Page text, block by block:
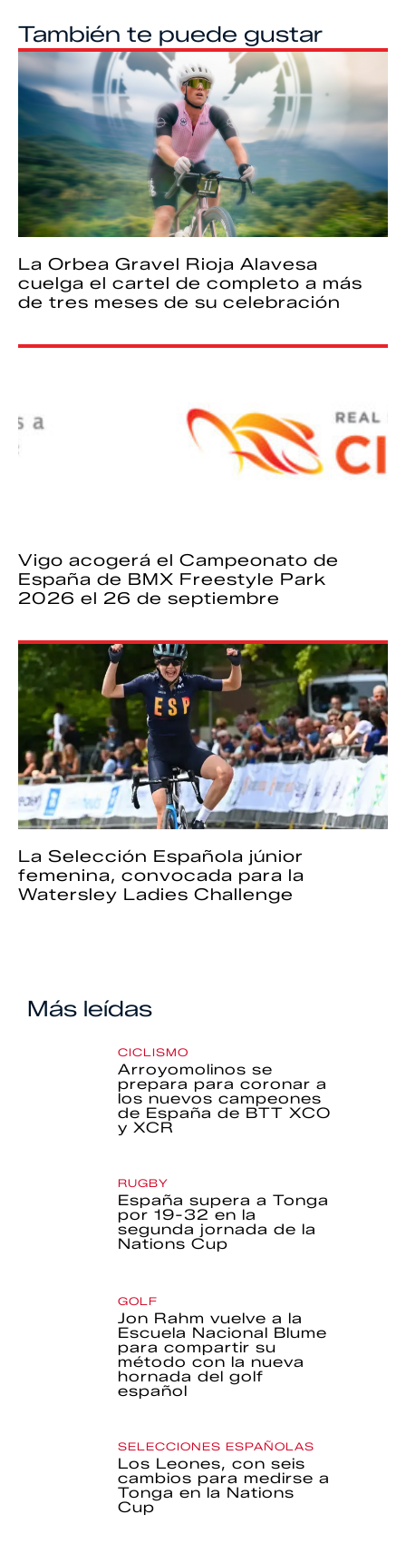
También te puede gustar
La Orbea Gravel Rioja Alavesa
cuelga el cartel de completo a más
de tres meses de su celebración
Vigo acogerá el Campeonato de
España de BMX Freestyle Park
2026 el 26 de septiembre
La Selección Española júnior
femenina, convocada para la
Watersley Ladies Challenge
Más leídas
CICLISMO
Arroyomolinos se
prepara para coronar a
los nuevos campeones
de España de BTT XCO
y XCR
RUGBY
España supera a Tonga
por 19-32 en la
segunda jornada de la
Nations Cup
GOLF
Jon Rahm vuelve a la
Escuela Nacional Blume
para compartir su
método con la nueva
hornada del golf
español
SELECCIONES ESPAÑOLAS
Los Leones, con seis
cambios para medirse a
Tonga en la Nations
Cup